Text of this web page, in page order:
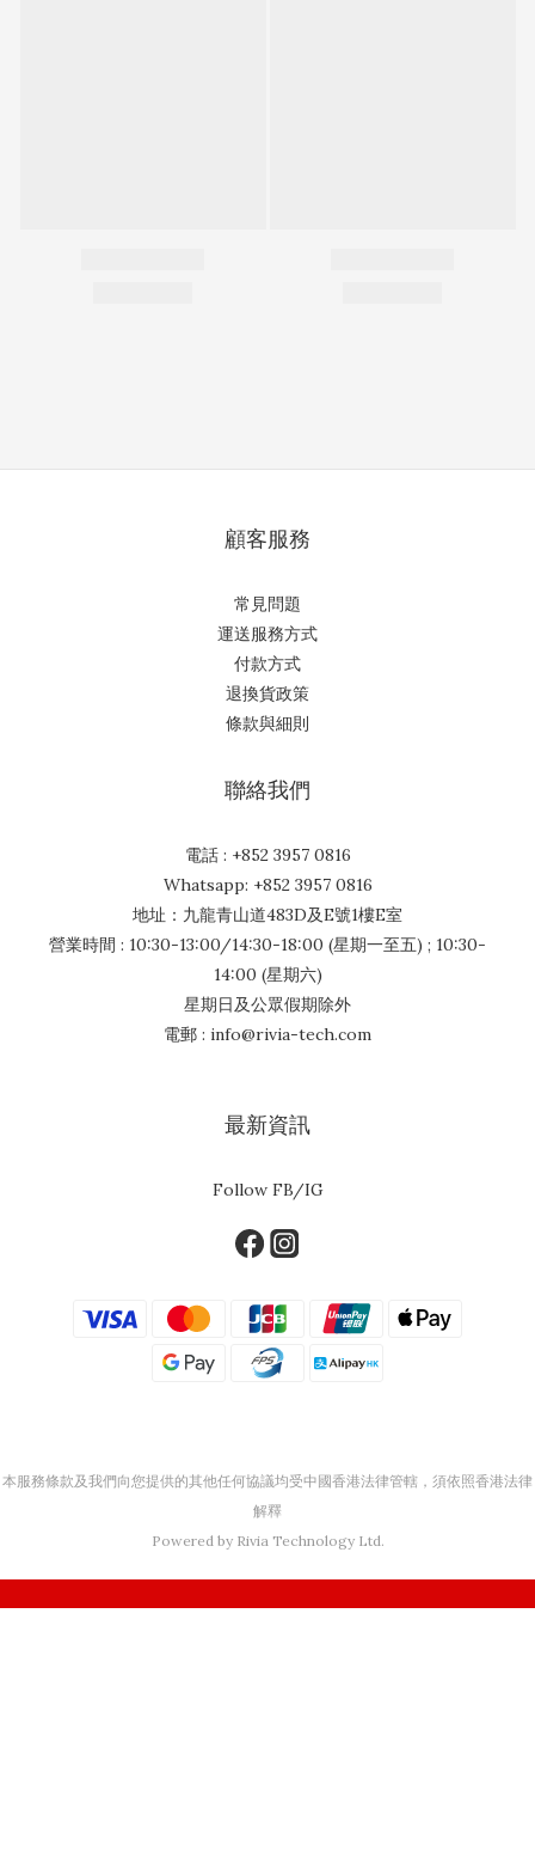
顧客服務
常見問題
運送服務方式
付款方式
退換貨政策
條款與細則
聯絡我們
電話 : +852 3957 0816
Whatsapp: +852 3957 0816
地址：九龍青山道483D及E號1樓E室
營業時間 : 10:30-13:00/14:30-18:00 (星期一至五) ; 10:30-
14:00 (星期六)
星期日及公眾假期除外
電郵 : info@rivia-tech.com
最新資訊
Follow FB/IG
本服務條款及我們向您提供的其他任何協議均受中國香港法律管轄，須依照香港法律
解釋
Powered by Rivia Technology Ltd.